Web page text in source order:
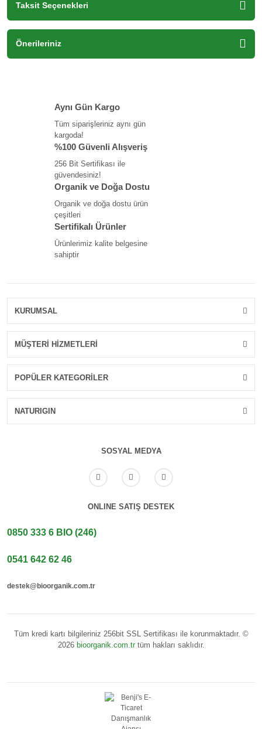
Taksit Seçenekleri
Önerileriniz
Aynı Gün Kargo
Tüm siparişleriniz aynı gün
kargoda!
%100 Güvenli Alışveriş
256 Bit Sertifikası ile
güvendesiniz!
Organik ve Doğa Dostu
Organik ve doğa dostu ürün
çeşitleri
Sertifikalı Ürünler
Ürünlerimiz kalite belgesine
sahiptir
KURUMSAL
MÜŞTERİ HİZMETLERİ
POPÜLER KATEGORİLER
NATURIGIN
SOSYAL MEDYA
ONLINE SATIŞ DESTEK
0850 333 6 BIO (246)
0541 642 62 46
destek@bioorganik.com.tr
Tüm kredi kartı bilgileriniz 256bit SSL Sertifikası ile korunmaktadır. ©
2026 bioorganik.com.trtüm hakları saklıdır.